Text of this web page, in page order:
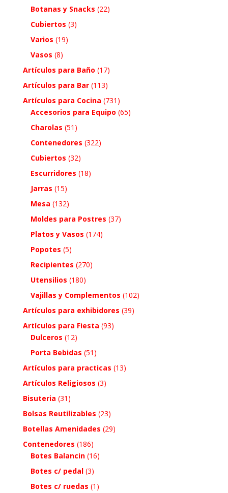
Botanas y Snacks (22)
Cubiertos (3)
Varios (19)
Vasos (8)
Artículos para Baño (17)
Artículos para Bar (113)
Artículos para Cocina (731)
Accesorios para Equipo (65)
Charolas (51)
Contenedores (322)
Cubiertos (32)
Escurridores (18)
Jarras (15)
Mesa (132)
Moldes para Postres (37)
Platos y Vasos (174)
Popotes (5)
Recipientes (270)
Utensilios (180)
Vajillas y Complementos (102)
Artículos para exhibidores (39)
Artículos para Fiesta (93)
Dulceros (12)
Porta Bebidas (51)
Artículos para practicas (13)
Artículos Religiosos (3)
Bisuteria (31)
Bolsas Reutilizables (23)
Botellas Amenidades (29)
Contenedores (186)
Botes Balancin (16)
Botes c/ pedal (3)
Botes c/ ruedas (1)